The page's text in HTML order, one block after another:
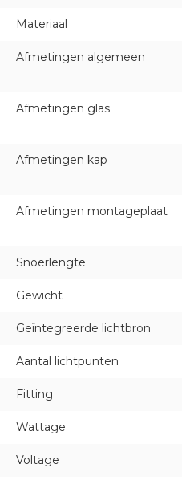
Materiaal
Afmetingen algemeen
Afmetingen glas
Afmetingen kap
Afmetingen montageplaat
Snoerlengte
Gewicht
Geïntegreerde lichtbron
Aantal lichtpunten
Fitting
Wattage
Voltage